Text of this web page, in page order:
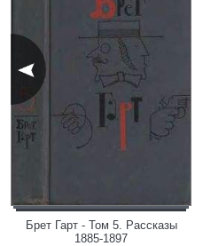
Брет Гарт - Том 5. Рассказы
1885-1897